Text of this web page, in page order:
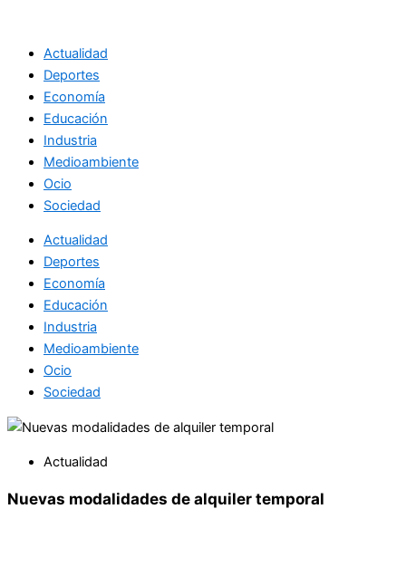
contenidoActualidad
Deportes
Economía
Educación
Industria
Medioambiente
Ocio
Sociedad
Actualidad
Deportes
Economía
Educación
Industria
Medioambiente
Ocio
Sociedad
Actualidad
Nuevas modalidades de alquiler temporal